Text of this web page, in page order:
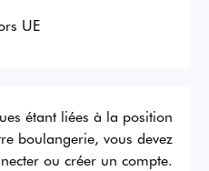
UE
étant liées à la position
boulangerie, vous devez
ou créer un compte.